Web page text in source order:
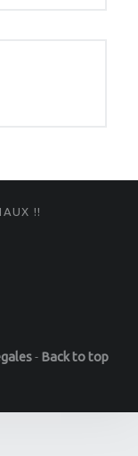
!!
- Back to top